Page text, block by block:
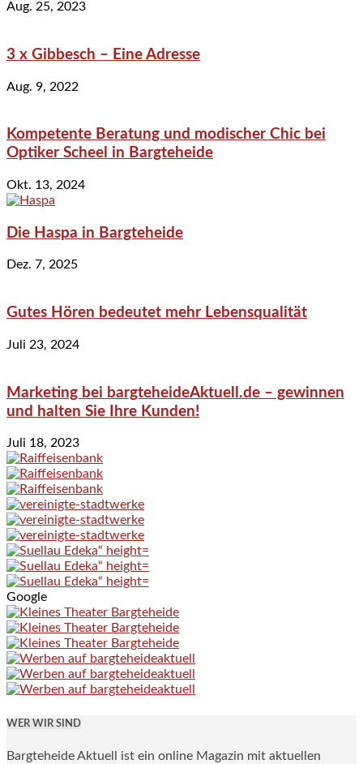
Aug. 25, 2023
3 x Gibbesch – Eine Adresse
Aug. 9, 2022
Kompetente Beratung und modischer Chic bei
Optiker Scheel in Bargteheide
Okt. 13, 2024
Die Haspa in Bargteheide
Dez. 7, 2025
Gutes Hören bedeutet mehr Lebensqualität
Juli 23, 2024
Marketing bei bargteheideAktuell.de – gewinnen
und halten Sie Ihre Kunden!
Juli 18, 2023
Google
WER WIR SIND
Bargteheide Aktuell ist ein online Magazin mit aktuellen